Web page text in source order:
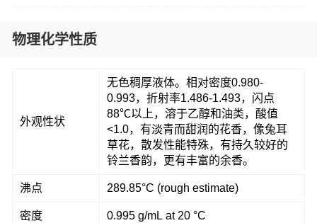
物理化学性质
外观性状
无色稠厚液体。相对密度0.980-
0.993，折射率1.486-1.493，闪点
88℃以上，溶于乙醇和油类，酸值
<1.0，有淡青而甜润的花香，像兔耳
草花，散发性能特殊，有持久较好的
铃兰香韵，更有丰富的余香。
沸点 289.85°C (rough estimate)
密度 0.995 g/mL at 20 °C